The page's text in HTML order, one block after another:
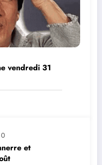
vendredi 31
0
et